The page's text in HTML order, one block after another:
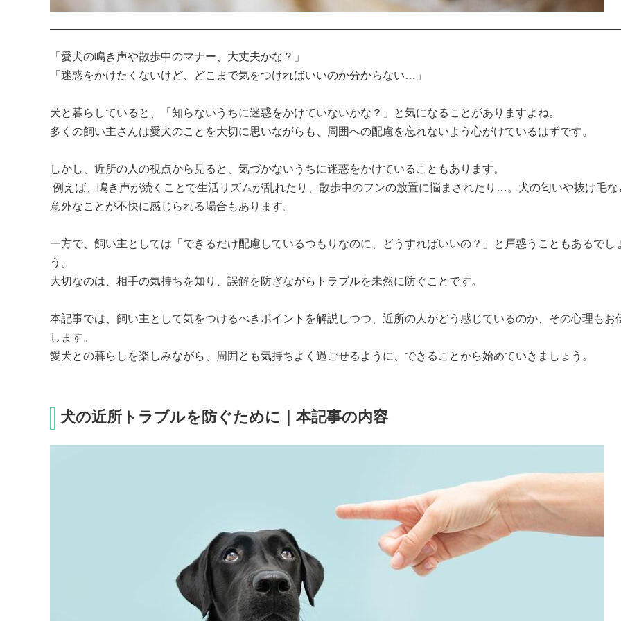
「愛犬の鳴き声や散歩中のマナー、大丈夫かな？」
「迷惑をかけたくないけど、どこまで気をつければいいのか分からない…」
犬と暮らしていると、「知らないうちに迷惑をかけていないかな？」と気になることがありますよね。
多くの飼い主さんは愛犬のことを大切に思いながらも、周囲への配慮を忘れないよう心がけているはずです。
しかし、近所の人の視点から見ると、気づかないうちに迷惑をかけていることもあります。
意外なことが不快に感じられる場合もあります。
一方で、飼い主としては「できるだけ配慮しているつもりなのに、どうすればいいの？」と戸惑うこともあるでし
う。
大切なのは、相手の気持ちを知り、誤解を防ぎながらトラブルを未然に防ぐことです。
本記事では、飼い主として気をつけるべきポイントを解説しつつ、近所の人がどう感じているのか、その心理もお
します。
愛犬との暮らしを楽しみながら、周囲とも気持ちよく過ごせるように、できることから始めていきましょう。
犬の近所トラブルを防ぐために｜本記事の内容